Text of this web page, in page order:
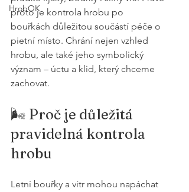
HrobOK
proto je kontrola hrobu po
bouřkách důležitou součástí péče o
pietní místo. Chrání nejen vzhled
hrobu, ale také jeho symbolický
význam – úctu a klid, který chceme
zachovat.
🌬️ Proč je důležitá
pravidelná kontrola
hrobu
Letní bouřky a vítr mohou napáchat